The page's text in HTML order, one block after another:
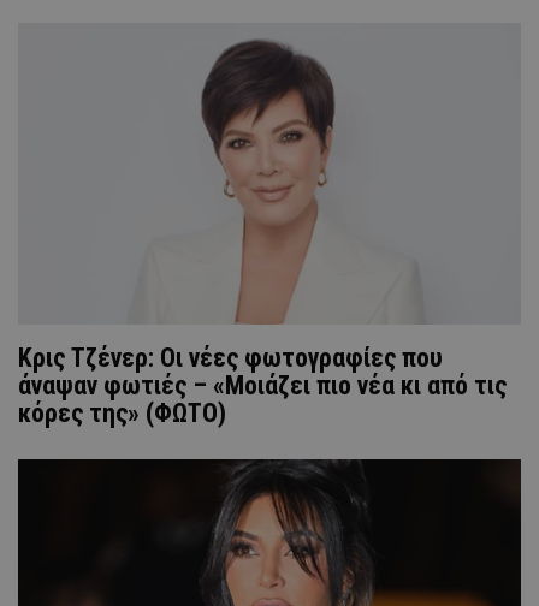
Κρις Τζένερ: Οι νέες φωτογραφίες που
άναψαν φωτιές – «Μοιάζει πιο νέα κι από τις
κόρες της» (ΦΩΤΟ)